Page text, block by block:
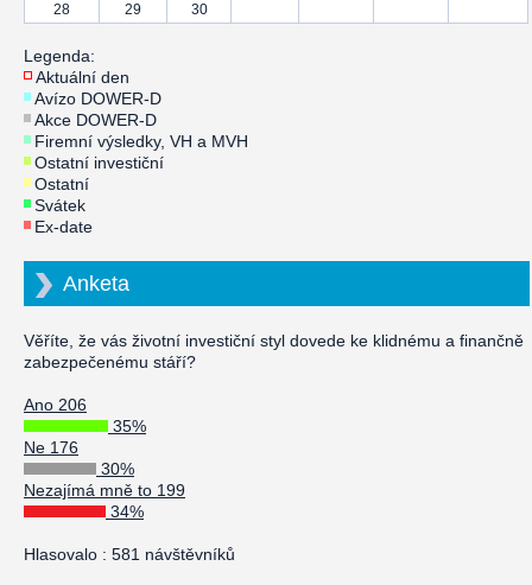
28
29 30
Legenda:
Aktuální den
Avízo DOWER-D
Akce DOWER-D
Firemní výsledky, VH a MVH
Ostatní investiční
Ostatní
Svátek
Ex-date
Anketa
Věříte, že vás životní investiční styl dovede ke klidnému a finančně
zabezpečenému stáří?
Ano 206
35%
Ne 176
30%
Nezajímá mně to 199
34%
Hlasovalo : 581 návštěvníků